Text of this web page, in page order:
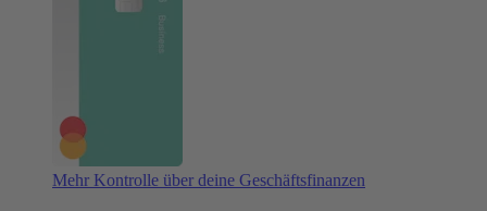
Mehr Kontrolle über deine Geschäftsfinanzen